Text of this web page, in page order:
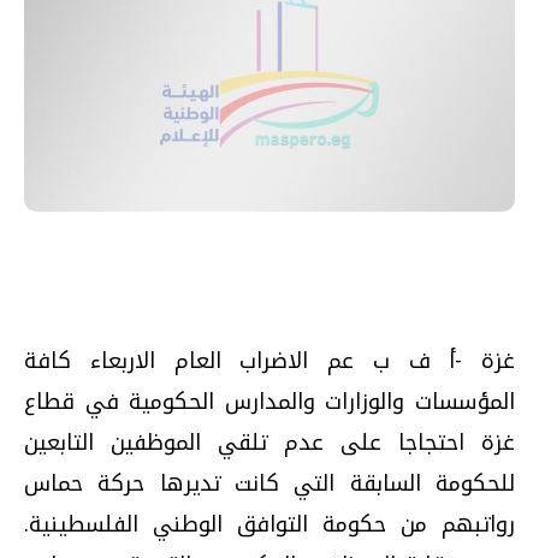
غزة -أ ف ب عم الاضراب العام الاربعاء كافة
المؤسسات والوزارات والمدارس الحكومية في قطاع
غزة احتجاجا على عدم تلقي الموظفين التابعين
للحكومة السابقة التي كانت تديرها حركة حماس
رواتبهم من حكومة التوافق الوطني الفلسطينية.